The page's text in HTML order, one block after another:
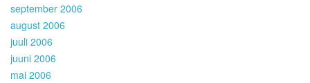
september 2006
august 2006
juuli 2006
juuni 2006
mai 2006